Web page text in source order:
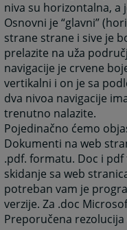
niva su horizontalna, a
Osnovni je “glavni”
strane strane i sive je
prelazite na uža
navigacije je crvene
vertikalni i on je sa
dva nivoa navigacije
trenutno nalazite.
Pojedinačno ćemo
Dokumenti na web
.pdf. formatu. Doc i
skidanje sa web
potreban vam je
verzije. Za .doc
Preporučena rezolucija